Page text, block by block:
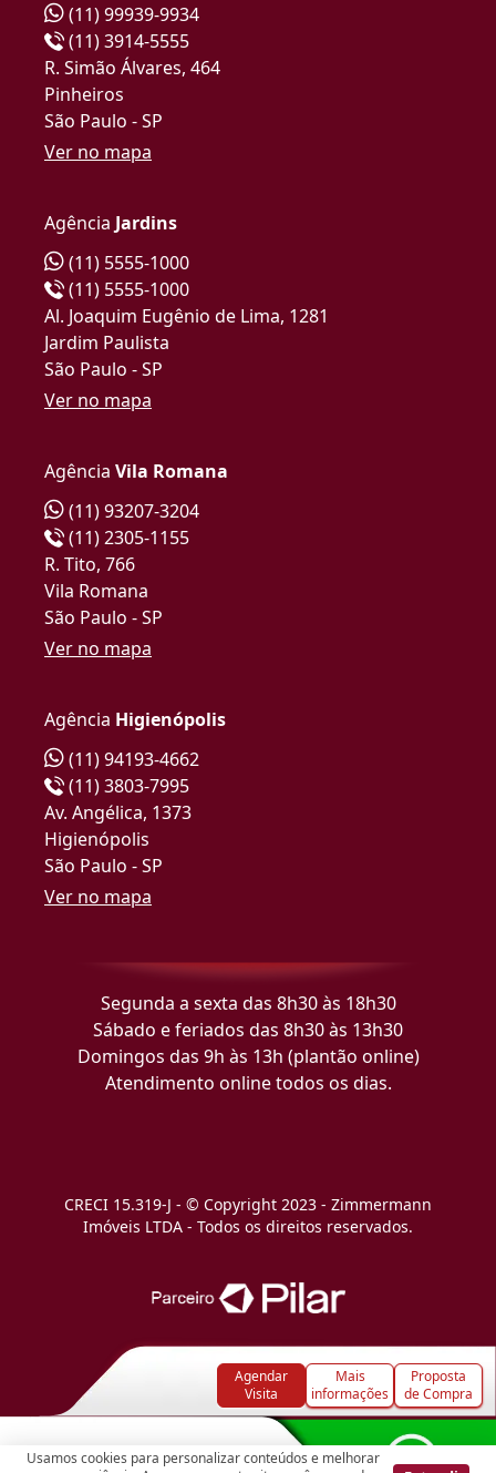
Usamos cookies para personalizar conteúdos e melhorar
Agendar
Visita
Mais
informações
Proposta
de Compra
(11) 99939-9934
(11) 3914-5555
R. Simão Álvares, 464
Pinheiros
São Paulo - SP
Ver no mapa
Agência Jardins
(11) 5555-1000
(11) 5555-1000
Al. Joaquim Eugênio de Lima, 1281
Jardim Paulista
São Paulo - SP
Ver no mapa
Agência Vila Romana
(11) 93207-3204
(11) 2305-1155
R. Tito, 766
Vila Romana
São Paulo - SP
Ver no mapa
Agência Higienópolis
(11) 94193-4662
(11) 3803-7995
Av. Angélica, 1373
Higienópolis
São Paulo - SP
Ver no mapa
Segunda a sexta das 8h30 às 18h30
Sábado e feriados das 8h30 às 13h30
Domingos das 9h às 13h (plantão online)
Atendimento online todos os dias.
CRECI 15.319-J - © Copyright 2023 - Zimmermann
Imóveis LTDA - Todos os direitos reservados.